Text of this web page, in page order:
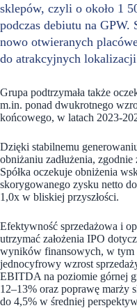
sklepów, czyli o około 1
podczas debiutu na
nowo otwieranych
do atrakcyjnych
Grupa podtrzymała także
m.in. ponad dwukrotnego
końcowego, w latach 2023-
Dzięki stabilnemu
obniżaniu zadłużenia,
Spółka oczekuje obniżenia
skorygowanego zysku netto
1,0x w bliskiej przyszłości.
Efektywność sprzedażowa i
utrzymać założenia IPO
wyników finansowych, w tym
jednocyfrowy wzrost
EBITDA na poziomie górnej
12–13% oraz poprawę marży
do 4,5% w średniej